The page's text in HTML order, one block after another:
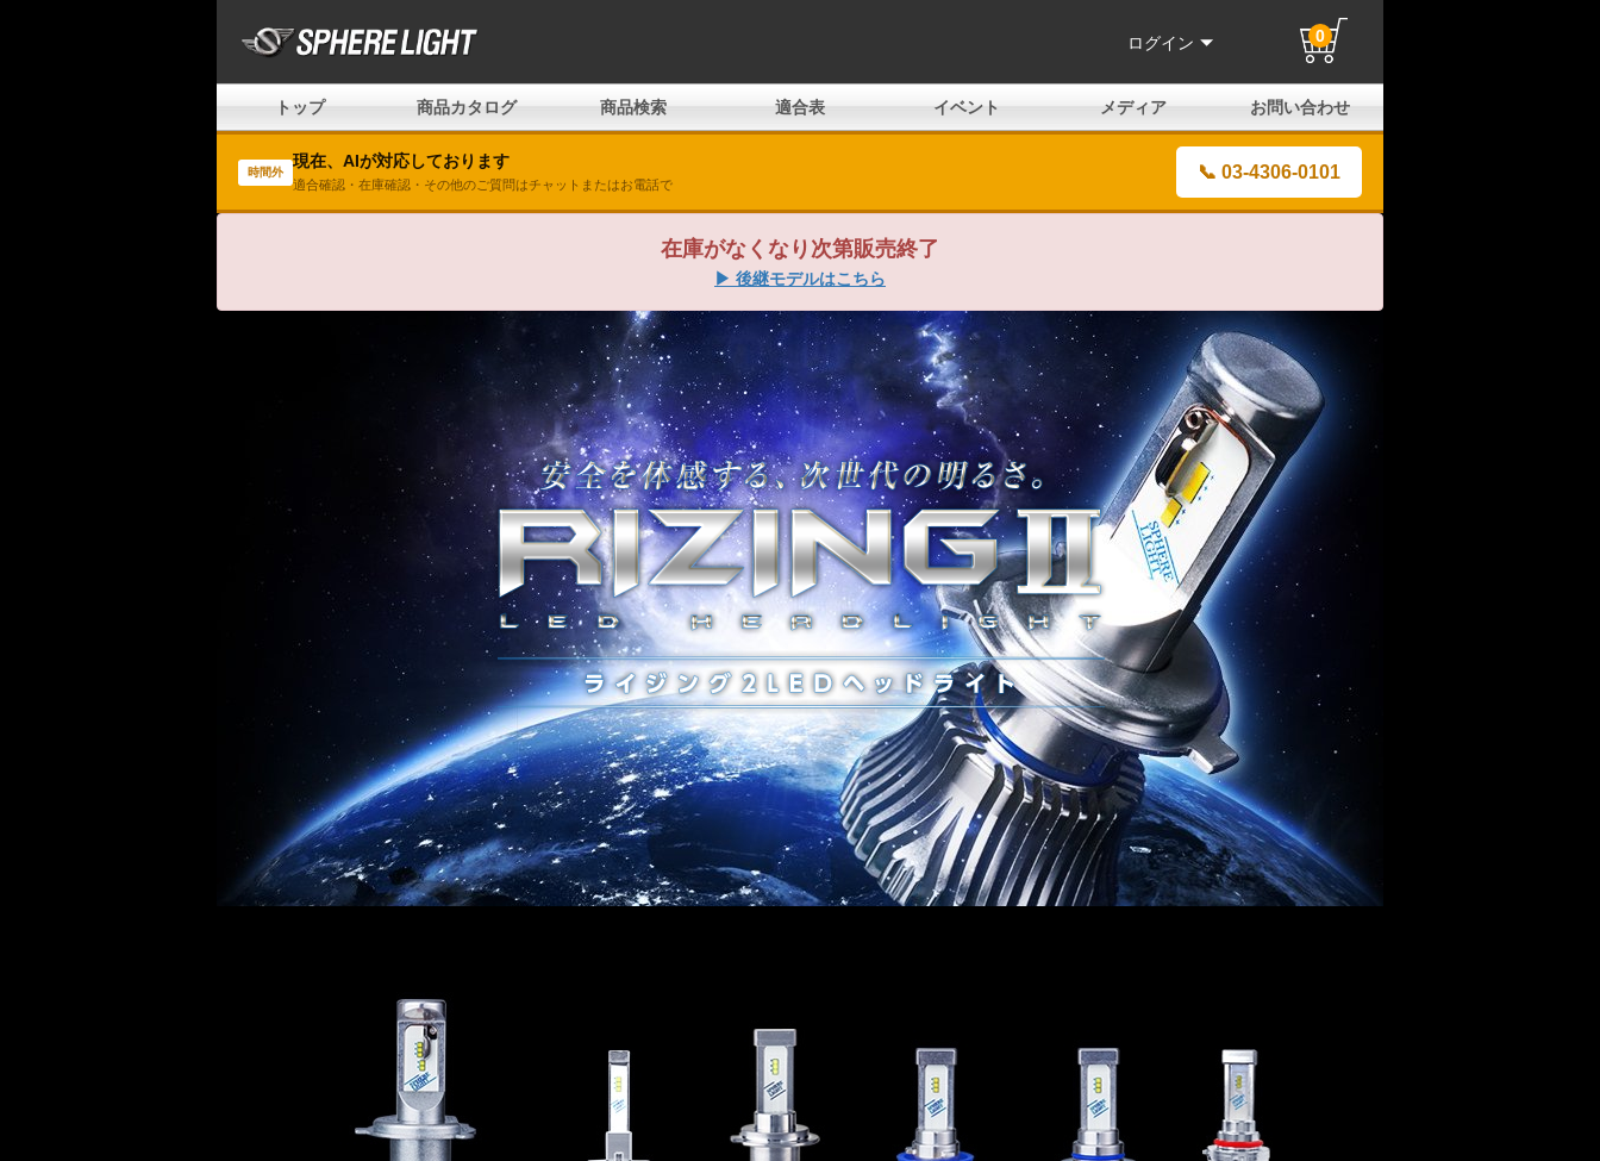
ログイン 0
トップ 商品カタログ 商品検索 適合表 イベント メディア お問い合わせ
時間外
現在、AIが対応しております
適合確認・在庫確認・その他のご質問はチャットまたはお電話で
📞 03-4306-0101
在庫がなくなり次第販売終了
▶ 後継モデルはこちら